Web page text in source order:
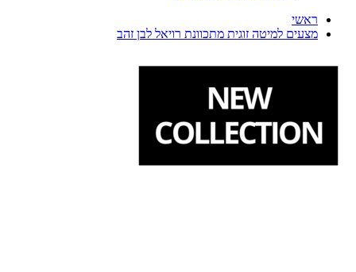
ראשי
מצעים למיטה זוגית מתכוונת רויאל לבן זהב